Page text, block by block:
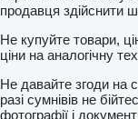
продавця здійснити
Не купуйте товари,
ціни на аналогічну
Не давайте згоди на
разі сумнівів не
фотографії і